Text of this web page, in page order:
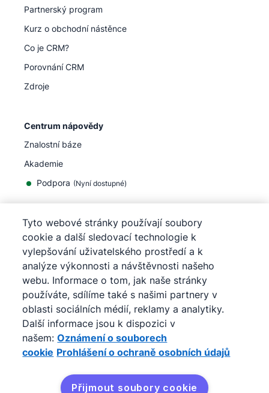
Partnerský program
Kurz o obchodní nástěnce
Co je CRM?
Porovnání CRM
Zdroje
Centrum nápovědy
Znalostní báze
Akademie
Podpora (Nyní dostupné)
©2026Pipedrive
Pipedrive
Podmínky užívání
Pipedrive
Prohlášení o ochraně osobních údajů
Mapa stránek
Oznámení o souborech cookie
Předvolby souborů cookie
Pipedrive je internetový obchodní CRM systém.
Tyto webové stránky používají soubory
cookie a další sledovací technologie k
vylepšování uživatelského prostředí a k
analýze výkonnosti a návštěvnosti našeho
webu. Informace o tom, jak naše stránky
používáte, sdílíme také s našimi partnery v
oblasti sociálních médií, reklamy a analytiky.
Další informace jsou k dispozici v
našem: Oznámení o souborech
cookie Prohlášení o ochraně osobních údajů
Přijmout soubory cookie